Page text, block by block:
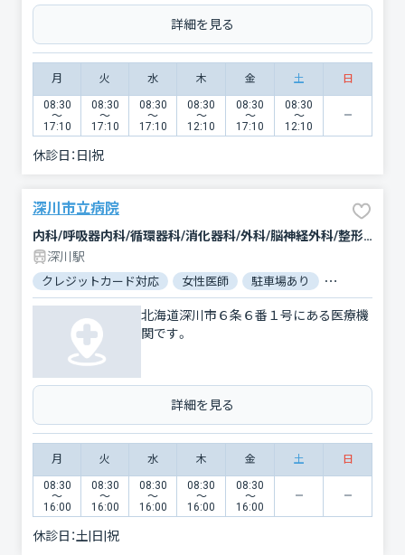
詳細を見る
月 火 水 木 金 土 日
08:30
〜
17:10
08:30
〜
17:10
08:30
〜
17:10
08:30
〜
12:10
08:30
〜
17:10
08:30
〜
12:10
休診日： 日|祝
深川市立病院
内科/呼吸器内科/循環器科/消化器科/外科/脳神経外科/整形外科/小児科/産婦人科/眼科/耳鼻咽喉科/皮膚科/泌尿器科/リハビリテーション/放射線科/麻酔科
深川駅
クレジットカード対応 女性医師 駐車場あり バリアフリー
北海道深川市６条６番１号にある医療機
関です。
詳細を見る
月 火 水 木 金 土 日
08:30
〜
16:00
08:30
〜
16:00
08:30
〜
16:00
08:30
〜
16:00
08:30
〜
16:00
休診日：土|日|祝